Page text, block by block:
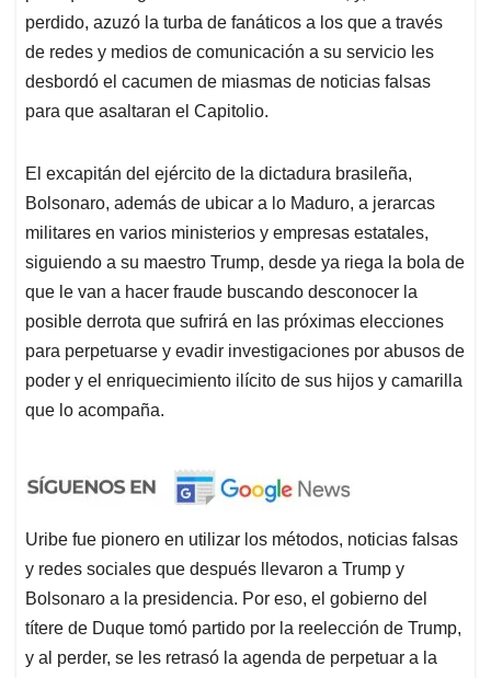
perdido, azuzó la turba de fanáticos a los que a través
de redes y medios de comunicación a su servicio les
desbordó el cacumen de miasmas de noticias falsas
para que asaltaran el Capitolio.
El excapitán del ejército de la dictadura brasileña,
Bolsonaro, además de ubicar a lo Maduro, a jerarcas
militares en varios ministerios y empresas estatales,
siguiendo a su maestro Trump, desde ya riega la bola de
que le van a hacer fraude buscando desconocer la
posible derrota que sufrirá en las próximas elecciones
para perpetuarse y evadir investigaciones por abusos de
poder y el enriquecimiento ilícito de sus hijos y camarilla
que lo acompaña.
Uribe fue pionero en utilizar los métodos, noticias falsas
y redes sociales que después llevaron a Trump y
Bolsonaro a la presidencia. Por eso, el gobierno del
títere de Duque tomó partido por la reelección de Trump,
y al perder, se les retrasó la agenda de perpetuar a la